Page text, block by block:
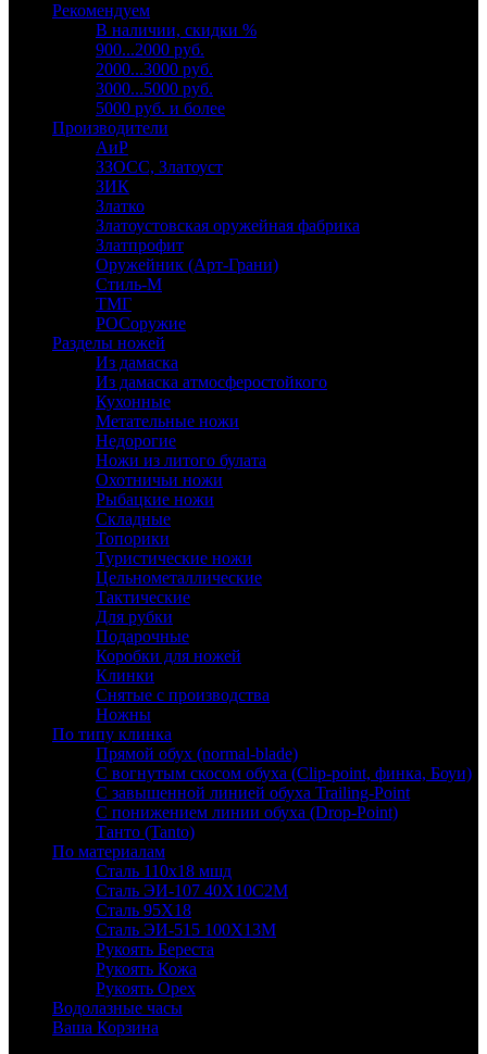
Рекомендуем
В наличии, скидки %
900...2000 руб.
2000...3000 руб.
3000...5000 руб.
5000 руб. и более
Производители
АиР
ЗЗОСС, Златоуст
ЗИК
Златко
Златоустовская оружейная фабрика
Златпрофит
Оружейник (Арт-Грани)
Стиль-М
ТМГ
РОСоружие
Разделы ножей
Из дамаска
Из дамаска атмосферостойкого
Кухонные
Метательные ножи
Недорогие
Ножи из литого булата
Охотничьи ножи
Рыбацкие ножи
Складные
Топорики
Туристические ножи
Цельнометаллические
Тактические
Для рубки
Подарочные
Коробки для ножей
Клинки
Снятые с производства
Ножны
По типу клинка
Прямой обух (normal-blade)
С вогнутым скосом обуха (Clip-point, финка, Боуи)
С завышенной линией обуха Trailing-Point
С понижением линии обуха (Drop-Point)
Танто (Tanto)
По материалам
Сталь 110х18 мшд
Сталь ЭИ-107 40Х10С2М
Сталь 95Х18
Сталь ЭИ-515 100Х13М
Рукоять Береста
Рукоять Кожа
Рукоять Орех
Водолазные часы
Ваша Корзина